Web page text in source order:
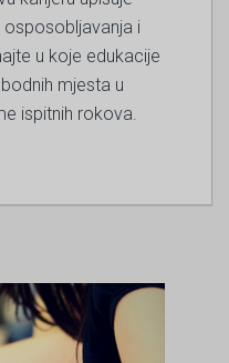
i
u koje edukacije
mjesta u
ispitnih rokova.